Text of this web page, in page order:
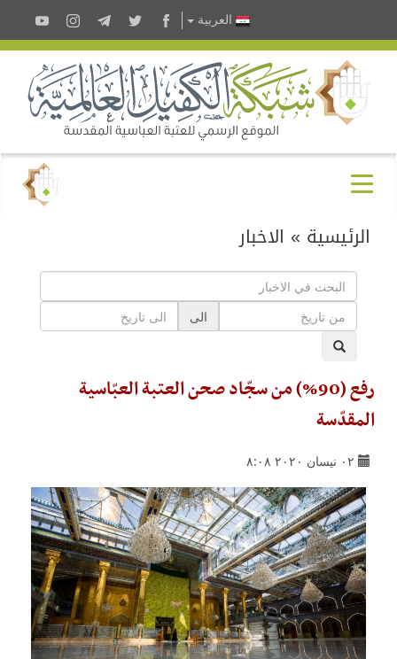
العربية
الرئيسية » الاخبار
الى
رفع (90%) من سجّاد صحن العتبة العبّاسية
المقدّسة
٠٢ نيسان ٢٠٢٠ ٨:٠٨